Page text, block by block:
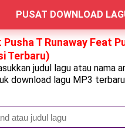
PUSAT DOWNLOAD
Pusha T Runaway Feat
Terbaru)
judul lagu atau nama
download lagu MP3